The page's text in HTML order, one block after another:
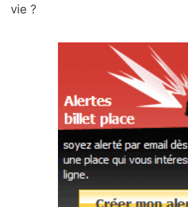
vie ?